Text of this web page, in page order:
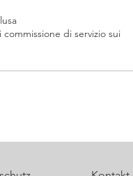
commissione di servizio sui